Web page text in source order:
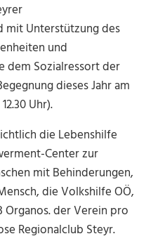
mit Unterstützung des
und
dem Sozialressort der
dieses Jahr am
Uhr).
die Lebenshilfe
Center zur
mit Behinderungen,
die Volkshilfe OÖ,
Organos. der Verein pro
Regionalclub Steyr.